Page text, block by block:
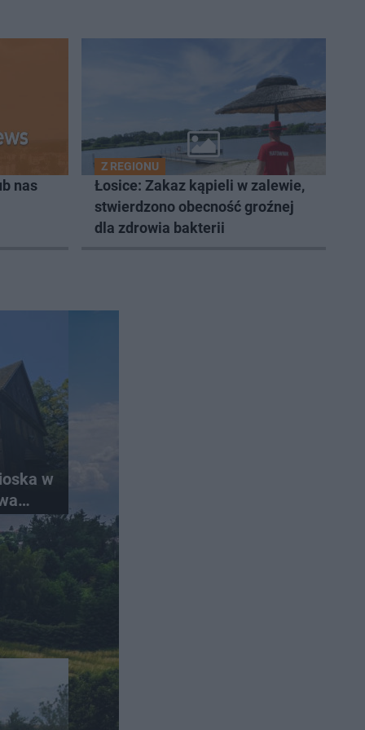
nas
Z REGIONU
Łosice: Zakaz kąpieli w zalewie,
stwierdzono obecność groźnej
dla zdrowia bakterii
w
król